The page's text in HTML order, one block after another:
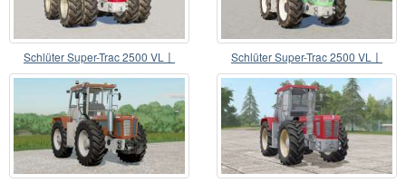
Schlüter Super-Trac 2500 VL〡
wheels selection
Schlüter Super-Trac 2500 VL〡
sound revised